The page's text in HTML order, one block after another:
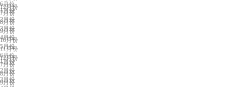
12月份
6月份
7月份
8月份
9月份
10月份
11月份
12月份
1月份
2月份
3月份
4月份
5月份
6月份
7月份
8月份
9月份
福州展会排期
1月份
2月份
3月份